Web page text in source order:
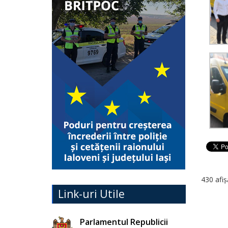
Link-uri Utile
Parlamentul Republicii
430